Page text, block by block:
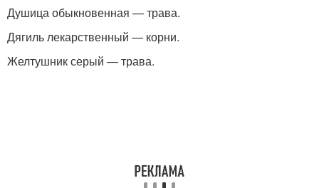
Душица обыкновенная — трава.
Дягиль лекарственный — корни.
Желтушник серый — трава.